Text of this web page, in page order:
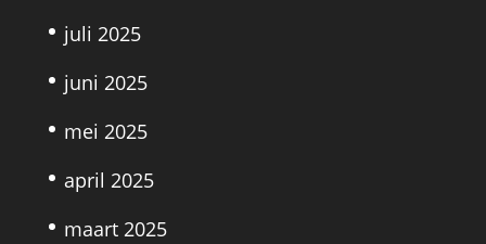
juli 2025
juni 2025
mei 2025
april 2025
maart 2025